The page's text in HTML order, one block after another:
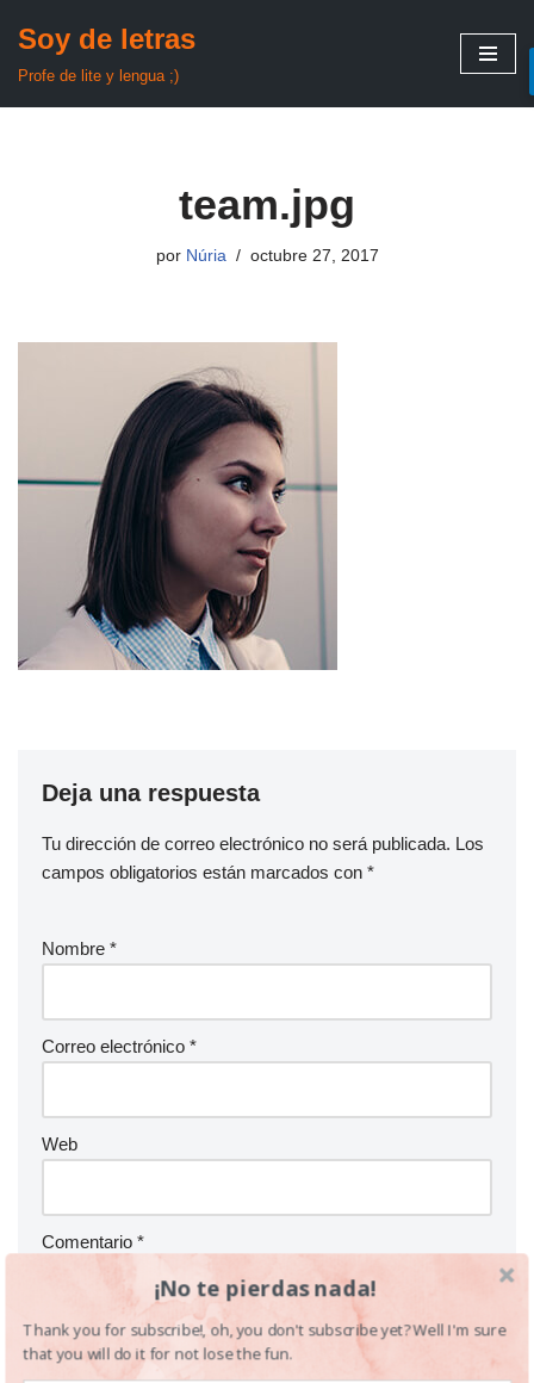
Soy de letras
Profe de lite y lengua ;)
team.jpg
por Núria octubre 27, 2017
Deja una respuesta
Tu dirección de correo electrónico no será publicada. Los
campos obligatorios están marcados con *
Nombre *
Correo electrónico *
Web
Comentario *
¡No te pierdas nada!
Thank you for subscribe!, oh, you don't subscribe yet? Well I'm sure
that you will do it for not lose the fun.